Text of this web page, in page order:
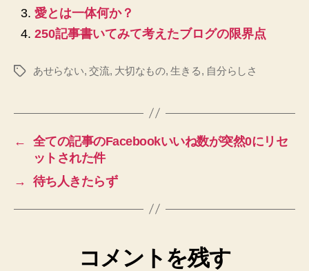
愛とは一体何か？
250記事書いてみて考えたブログの限界点
タ
あせらない,交流, 大切なもの,生きる, 自分らしさ
←
全ての記事のFacebookいいね数が突然0にリセ
ットされた件
→
待ち人きたらず
コメントを残す